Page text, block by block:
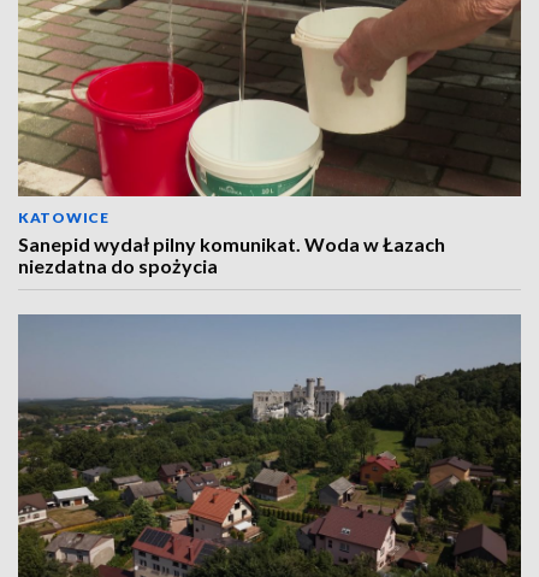
KATOWICE
Sanepid wydał pilny komunikat. Woda w Łazach
niezdatna do spożycia